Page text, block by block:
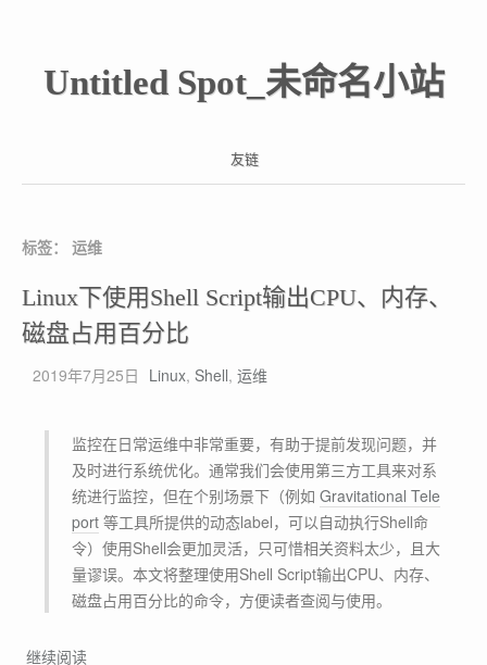
Untitled Spot_未命名小站
友链
标签： 运维
Linux下使用Shell Script输出CPU、内存、
磁盘占用百分比
2019年7月25日 Linux, Shell, 运维
监控在日常运维中非常重要，有助于提前发现问题，并
及时进行系统优化。通常我们会使用第三方工具来对系
统进行监控，但在个别场景下（例如 Gravitational Tele
port 等工具所提供的动态label，可以自动执行Shell命
令）使用Shell会更加灵活，只可惜相关资料太少，且大
量谬误。本文将整理使用Shell Script输出CPU、内存、
磁盘占用百分比的命令，方便读者查阅与使用。
继续阅读L